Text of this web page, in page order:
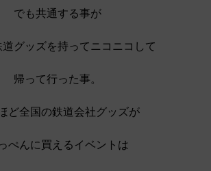
でも共通する事が
道グッズを持ってニコニコして
帰って行った事。
ど全国の鉄道会社グッズが
ぺんに買えるイベントは